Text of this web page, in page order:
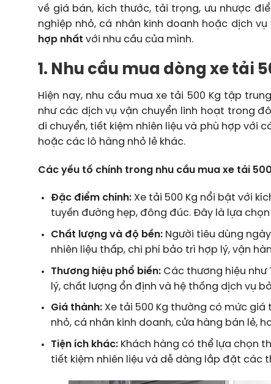
về giá bán, kích thước, tải trọng, ưu nhược
nghiệp nhỏ, cá nhân kinh doanh hoặc dịch
hợp nhất với nhu cầu của mình.
1. Nhu cầu mua dòng xe tải
Hiện nay, nhu cầu mua xe tải 500 Kg tập
như các dịch vụ vận chuyển linh hoạt trong
di chuyển, tiết kiệm nhiên liệu và phù hợp với
hoặc các lô hàng nhỏ lẻ khác.
Các yếu tố chính trong nhu cầu mua xe tải
Đặc điểm chính:Xe tải 500 Kg nổi bật với
tuyến đường hẹp, đông đúc. Đây là lựa
Chất lượng và độ bền:Người tiêu dùng
nhiên liệu thấp, chi phí bảo trì hợp lý, vận
Thương hiệu phổ biến:Các thương hiệu như
lý, chất lượng ổn định và hệ thống dịch vụ
Giá thành:Xe tải 500 Kg thường có mức giá
nhỏ, cá nhân kinh doanh, cửa hàng bán lẻ,
Tiện ích khác:Khách hàng có thể lựa chọn
tiết kiệm nhiên liệu và dễ dàng lắp đặt các